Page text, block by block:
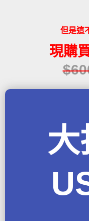
但是這
現購